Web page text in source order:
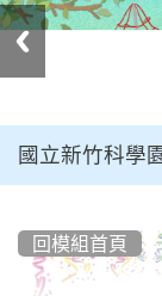
國立新竹科學
回模組首頁